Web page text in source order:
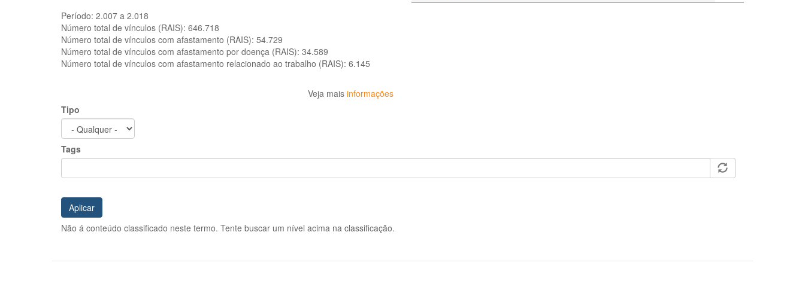
Período: 2.007 a 2.018
Número total de vínculos (RAIS): 646.718
Número total de vínculos com afastamento (RAIS): 54.729
Número total de vínculos com afastamento por doença (RAIS): 34.589
Número total de vínculos com afastamento relacionado ao trabalho (RAIS): 6.145
Veja mais informações
Tipo
Tags
Aplicar
Não á conteúdo classificado neste termo. Tente buscar um nível acima na classificação.